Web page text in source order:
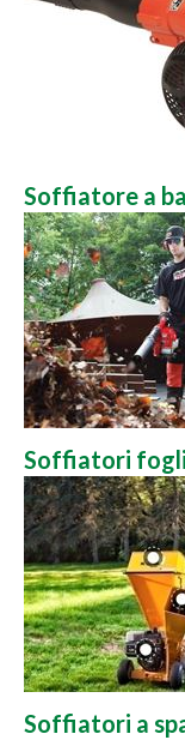
Soffiatore a
Soffiatori
Soffiatori a